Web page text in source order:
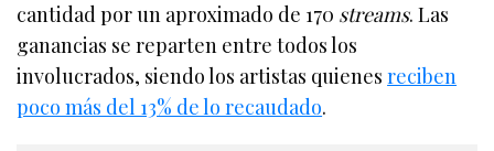
cantidad por un aproximado de 170 streams. Las
ganancias se reparten entre todos los
involucrados, siendo los artistas quienesreciben
poco más del 13% de lo recaudado.